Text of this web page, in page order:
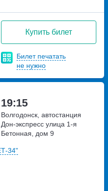
Купить билет
Билет печатать
не нужно
19:15
Волгодонск, автостанция
Дон-экспресс улица 1-я
Бетонная, дом 9
34"